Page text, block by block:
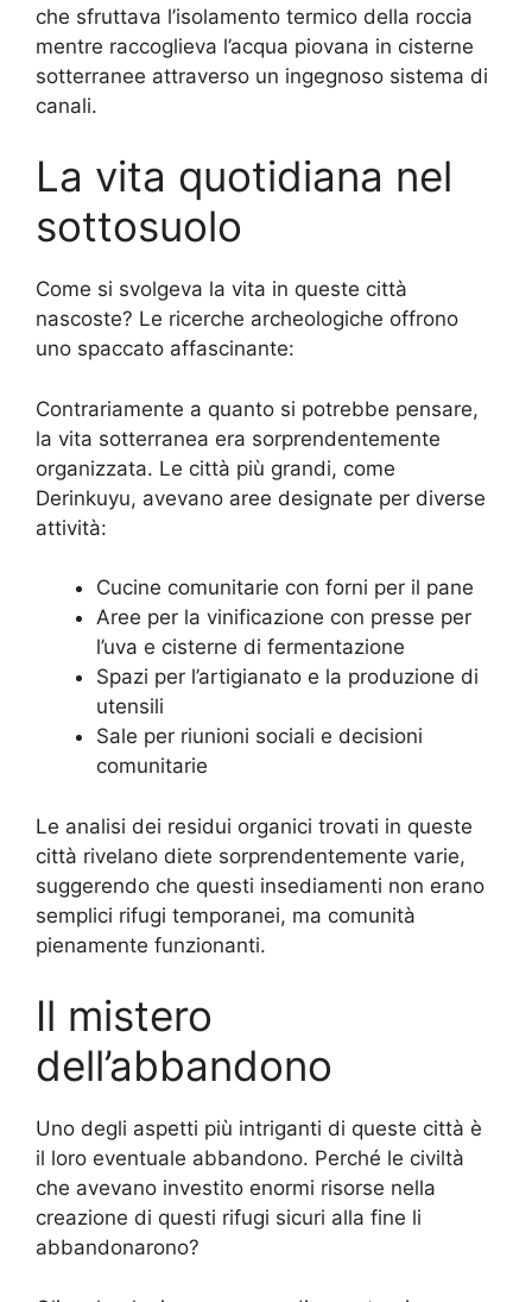
che sfruttava l’isolamento termico della roccia
mentre raccoglieva l’acqua piovana in cisterne
sotterranee attraverso un ingegnoso sistema di
canali.
La vita quotidiana nel
sottosuolo
Come si svolgeva la vita in queste città
nascoste? Le ricerche archeologiche offrono
uno spaccato affascinante:
Contrariamente a quanto si potrebbe pensare,
la vita sotterranea era sorprendentemente
organizzata. Le città più grandi, come
Derinkuyu, avevano aree designate per diverse
attività:
Cucine comunitarie con forni per il pane
Aree per la vinificazione con presse per
l’uva e cisterne di fermentazione
Spazi per l’artigianato e la produzione di
utensili
Sale per riunioni sociali e decisioni
comunitarie
Le analisi dei residui organici trovati in queste
città rivelano diete sorprendentemente varie,
suggerendo che questi insediamenti non erano
semplici rifugi temporanei, ma comunità
pienamente funzionanti.
Il mistero
dell’abbandono
Uno degli aspetti più intriganti di queste città è
il loro eventuale abbandono. Perché le civiltà
che avevano investito enormi risorse nella
creazione di questi rifugi sicuri alla fine li
abbandonarono?